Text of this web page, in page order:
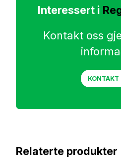
Interessert i
Kontakt oss
KONTAKT
Relaterte produkter